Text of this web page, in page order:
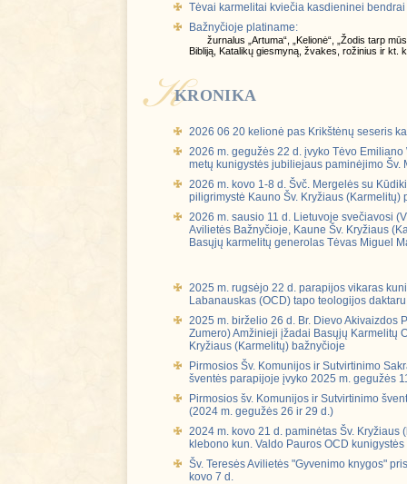
Tėvai karmelitai kviečia kasdieninei
Bažnyčioje platiname:
žurnalus „Artuma“, „Kelionė“, „Žodis tarp
Bibliją, Katalikų giesmyną, žvakes, rožinius ir kt.
KRONIKA
2026 06 20 kelionė pas Krikštėnų seseris
2026 m. gegužės 22 d. įvyko Tėvo
metų kunigystės jubiliejaus paminėjimo Šv.
2026 m. kovo 1-8 d. Švč. Mergelės su
piligrimystė Kauno Šv. Kryžiaus (Karmelitų)
2026 m. sausio 11 d. Lietuvoje svečiavosi
Avilietės Bažnyčioje, Kaune Šv. Kryžiaus
Basųjų karmelitų generolas Tėvas Miguel
2025 m. rugsėjo 22 d. parapijos vikaras
Labanauskas (OCD) tapo teologijos
2025 m. birželio 26 d. Br. Dievo Akivaizdos
Zumero) Amžinieji įžadai Basųjų Karmelitų
Kryžiaus (Karmelitų) bažnyčioje
Pirmosios Šv. Komunijos ir Sutvirtinimo
šventės parapijoje įvyko 2025 m. gegužės
Pirmosios šv. Komunijos ir Sutvirtinimo
(2024 m. gegužės 26 ir 29 d.)
2024 m. kovo 21 d. paminėtas Šv. Kryžiaus
klebono kun. Valdo Pauros OCD
Šv. Teresės Avilietės "Gyvenimo knygos"
kovo 7 d.